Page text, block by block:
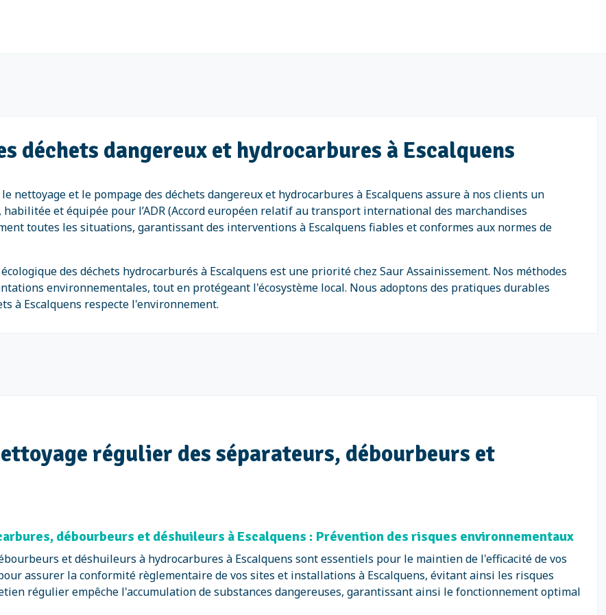
déchets dangereux et hydrocarbures à Escalquens
nettoyage et le pompage des déchets dangereux et hydrocarbures à Escalquens assure à nos clients un
et équipée pour l’ADR (Accord européen relatif au transport international des marchandises
toutes les situations, garantissant des interventions à Escalquens fiables et conformes aux normes de
des déchets hydrocarburés à Escalquens est une priorité chez Saur Assainissement. Nos méthodes
environnementales, tout en protégeant l'écosystème local. Nous adoptons des pratiques durables
à Escalquens respecte l'environnement.
régulier des séparateurs, débourbeurs et
débourbeurs et déshuileurs à Escalquens : Prévention des risques environnementaux
et déshuileurs à hydrocarbures à Escalquens sont essentiels pour le maintien de l'efficacité de vos
assurer la conformité règlementaire de vos sites et installations à Escalquens, évitant ainsi les risques
régulier empêche l'accumulation de substances dangereuses, garantissant ainsi le fonctionnement optimal